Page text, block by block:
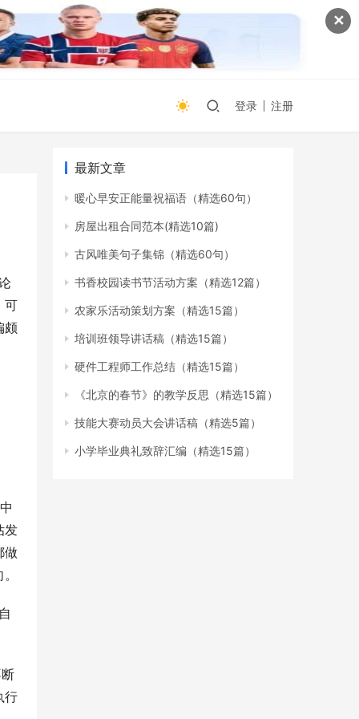
✕
登录 注册
可
颇
发
做
行
最新文章
暖心早安正能量祝福语（精选60句）
房屋出租合同范本(精选10篇)
古风唯美句子集锦（精选60句）
书香校园读书节活动方案（精选12篇）
农家乐活动策划方案（精选15篇）
培训班领导讲话稿（精选15篇）
硬件工程师工作总结（精选15篇）
《北京的春节》的教学反思（精选15篇）
技能大赛动员大会讲话稿（精选5篇）
小学毕业典礼致辞汇编（精选15篇）